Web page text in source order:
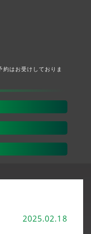
はお受けしておりま
2025.02.18